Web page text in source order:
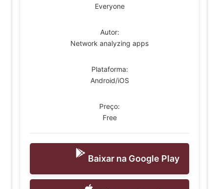
Everyone
Autor:
Network analyzing apps
Plataforma:
Android/iOS
Preço:
Free
Baixar na Google Play